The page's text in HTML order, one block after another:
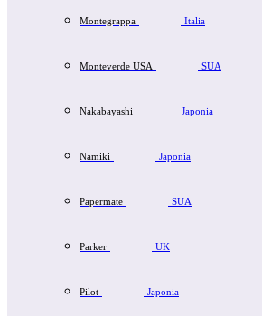
Montegrappa Italia
Monteverde USA SUA
Nakabayashi Japonia
Namiki Japonia
Papermate SUA
Parker UK
Pilot Japonia